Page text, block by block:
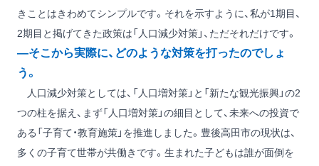
きことはきわめてシンプルです。それを示すように、私が1期目、
2期目と掲げてきた政策は「人口減少対策」、ただそれだけです。
―そこから実際に、どのような対策を打ったのでしょ
う。
人口減少対策としては、「人口増対策」と「新たな観光振興」の2
つの柱を据え、まず「人口増対策」の細目として、未来への投資で
ある「子育て・教育施策」を推進しました。豊後高田市の現状は、
多くの子育て世帯が共働きです。生まれた子どもは誰が面倒を